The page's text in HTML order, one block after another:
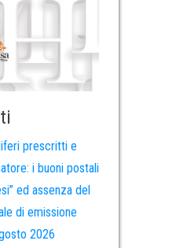
prescritti e
i buoni postali
ed assenza del
di emissione
2026